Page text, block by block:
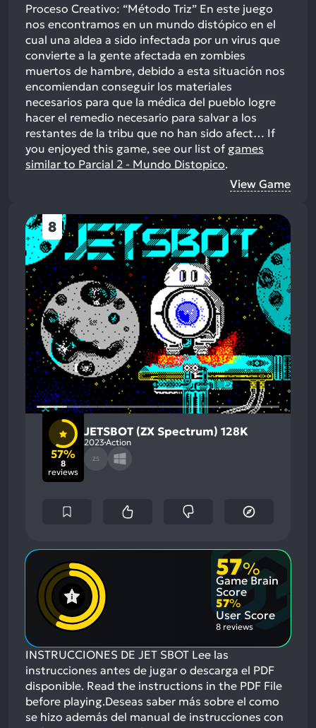
Proceso Creativo: “Método Triz” En este juego
nos encontramos en un mundo distópico en el
cual una aldea a sido infectada por un virus que
convierte a la gente afectada en zombies
muertos de hambre, debido a esta situación nos
encomiendan conseguir los materiales
necesarios para que la médica del pueblo logre
hacer el remedio necesario para salvar a los
restantes de la tribu que no han sido afect… If
you enjoyed this game, see our list of games
similar to Parcial 2 - Mundo Distopico.
View Game
8
57%
8
reviews
JETSBOT (ZX Spectrum) 128K
2023Action
ZS
57%
Game Brain
Score
57%
User Score
8 reviews
INSTRUCCIONES DE JET SBOT Lee las
instrucciones antes de jugar o descarga el PDF
disponible. Read the instructions in the PDF File
before playing.Deseas saber más sobre el como
se hizo además del manual de instrucciones con